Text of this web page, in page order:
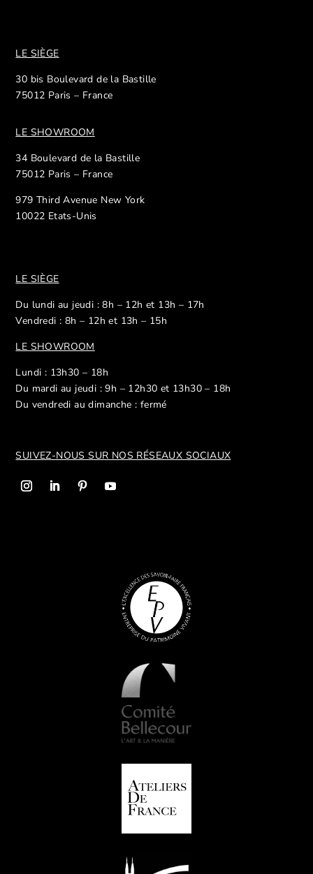
LE SIÈGE
30 bis Boulevard de la Bastille
75012 Paris – France
LE SHOWROOM
34 Boulevard de la Bastille
75012 Paris – France
979 Third Avenue New York
10022 Etats-Unis
LE SIÈGE
Du lundi au jeudi : 8h – 12h et 13h – 17h
Vendredi : 8h – 12h et 13h – 15h
LE SHOWROOM
Lundi : 13h30 – 18h
Du mardi au jeudi : 9h – 12h30 et 13h30 – 18h
Du vendredi au dimanche : fermé
SUIVEZ-NOUS SUR NOS RÉSEAUX SOCIAUX